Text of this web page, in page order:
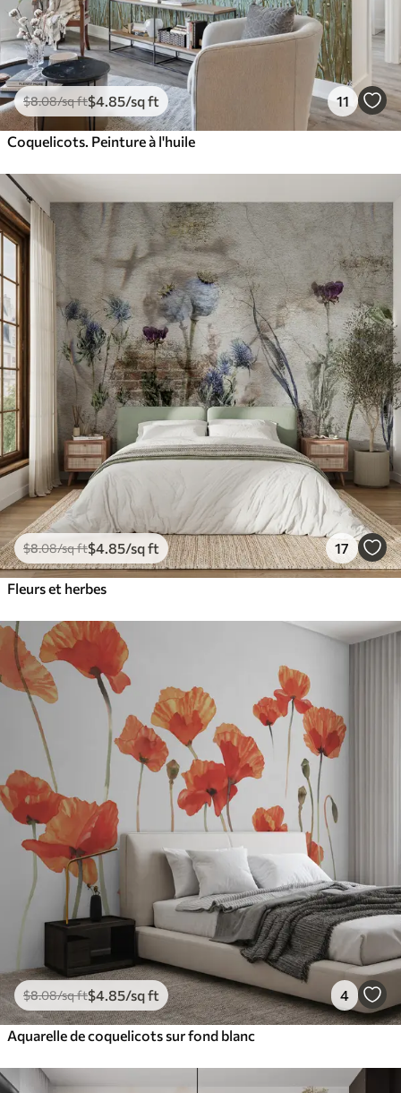
$8.08/sq ft$4.85/sq ft 11
Coquelicots. Peinture à l'huile
$8.08/sq ft$4.85/sq ft 17
Fleurs et herbes
$8.08/sq ft$4.85/sq ft 4
Aquarelle de coquelicots sur fond blanc